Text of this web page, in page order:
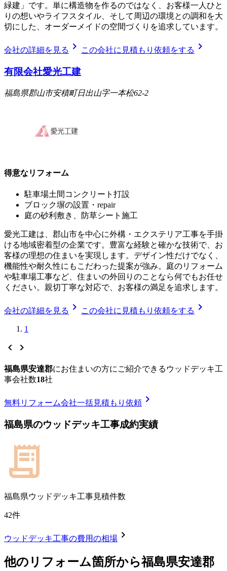
緑建」です。単に構造物を作るのではなく、お客様一人ひと
りの想いやライフスタイル、そして周辺の環境との調和を大
切にした、オーダーメイドの空間づくりを追求しています。
会社の詳細を見る chevron_right この会社に見積もり依頼をする chevron_right
有限会社愛光工建
福島県郡山市安積町日出山字一本松62-2
得意なリフォーム
駐車場土間コンクリート打設
ブロック塀の設置・repair
庭の砂利敷き、防草シート施工
愛光工建は、郡山市を中心に外構・エクステリア工事を手掛
ける地域密着型の企業です。豊富な経験と確かな技術で、お
客様の理想の住まいを実現します。デザイン性だけでなく、
機能性や耐久性にもこだわった提案が強み。庭のリフォーム
や駐車場工事など、住まいの外回りのことなら何でもお任せ
ください。親切丁寧な対応で、お客様の満足を追求します。
会社の詳細を見る chevron_right この会社に見積もり依頼をする chevron_right
1
chevron_left chevron_right
福島県安達郡にお住まいの方にご紹介できる ウッドデッキ工
事会社数18社
無料リフォーム会社一括見積もり依頼 chevron_right
福島県のウッドデッキ工事成約実績
福島県ウッドデッキ工事見積件数
42件
ウッドデッキ工事の費用の相場 chevron_right
他のリフォーム箇所から福島県安達郡